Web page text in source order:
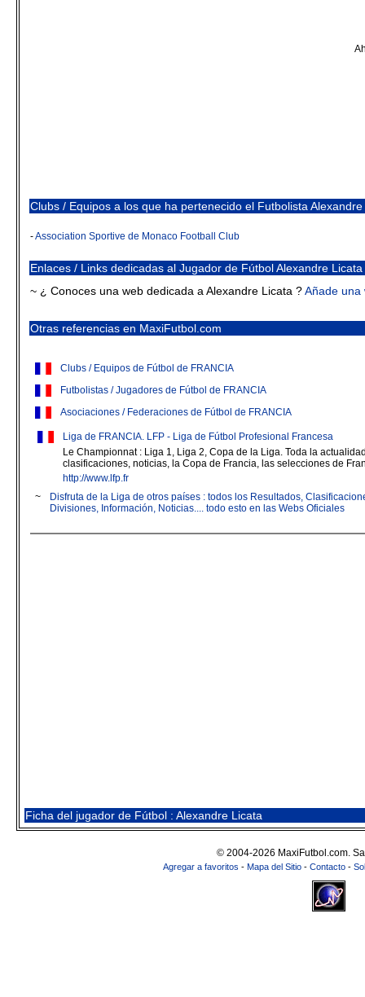
Clubs / Equipos a los que ha pertenecido el Futbolista
-Association Sportive de Monaco Football Club
Enlaces / Links dedicadas al Jugador de Fútbol Alexandre Licata
~ ¿ Conoces una web dedicada a Alexandre Licata ?Añade una
Otras referencias en MaxiFutbol.com
Clubs / Equipos de Fútbol de FRANCIA
Futbolistas / Jugadores de Fútbol de FRANCIA
Asociaciones / Federaciones de Fútbol de FRANCIA
Liga de FRANCIA. LFP - Liga de Fútbol Profesional Francesa
Le Championnat : Liga 1, Liga 2, Copa de la Liga. Toda la
clasificaciones, noticias, la Copa de Francia, las selecciones de
http://www.lfp.fr
~
Disfruta de la Liga de otros países : todos los Resultados,
Divisiones, Información, Noticias.... todo esto en las Webs Oficiales
Ficha del jugador de Fútbol : Alexandre Licata
© 2004-2026 MaxiFutbol.com.
Agregar a favoritos - Mapa del Sitio - Contacto -